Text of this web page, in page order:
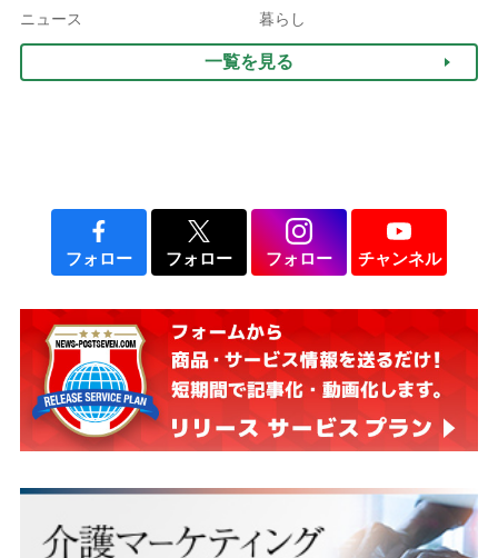
3つの着こなし法則
ニュース
ま活かせる2つの資格
暮らし
一覧を見る
フォロー フォロー フォロー チャンネル